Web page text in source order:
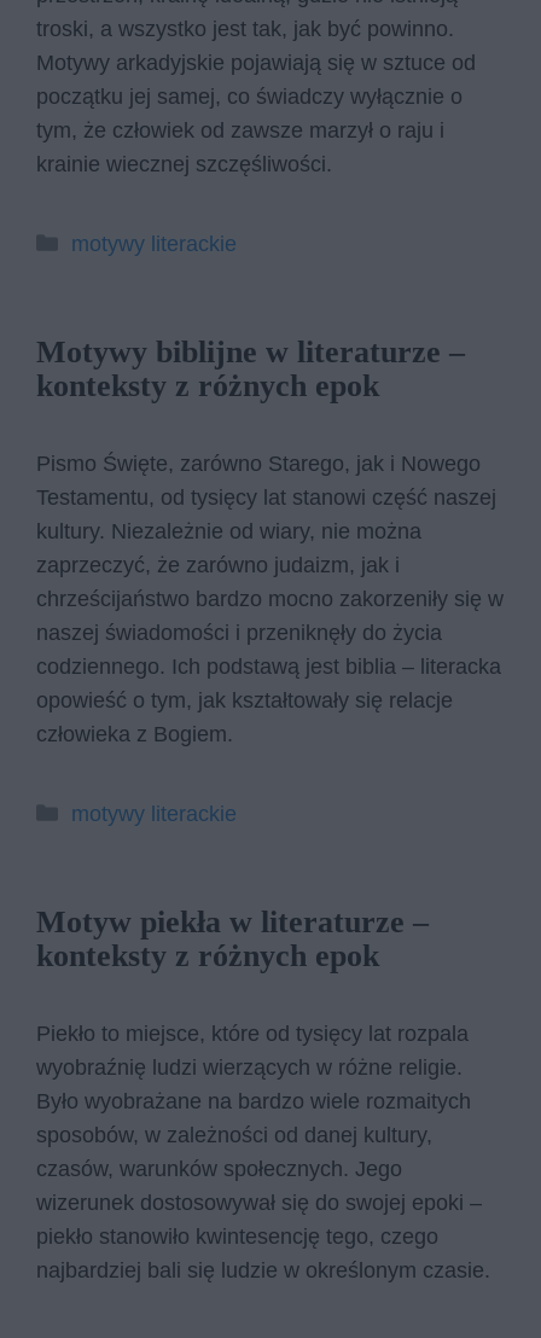
troski, a wszystko jest tak, jak być powinno.
Motywy arkadyjskie pojawiają się w sztuce od
początku jej samej, co świadczy wyłącznie o
tym, że człowiek od zawsze marzył o raju i
krainie wiecznej szczęśliwości.
Kategorie
motywy literackie
Motywy biblijne w literaturze –
konteksty z różnych epok
Pismo Święte, zarówno Starego, jak i Nowego
Testamentu, od tysięcy lat stanowi część naszej
kultury. Niezależnie od wiary, nie można
zaprzeczyć, że zarówno judaizm, jak i
chrześcijaństwo bardzo mocno zakorzeniły się w
naszej świadomości i przeniknęły do życia
codziennego. Ich podstawą jest biblia – literacka
opowieść o tym, jak kształtowały się relacje
człowieka z Bogiem.
Kategorie
motywy literackie
Motyw piekła w literaturze –
konteksty z różnych epok
Piekło to miejsce, które od tysięcy lat rozpala
wyobraźnię ludzi wierzących w różne religie.
Było wyobrażane na bardzo wiele rozmaitych
sposobów, w zależności od danej kultury,
czasów, warunków społecznych. Jego
wizerunek dostosowywał się do swojej epoki –
piekło stanowiło kwintesencję tego, czego
najbardziej bali się ludzie w określonym czasie.